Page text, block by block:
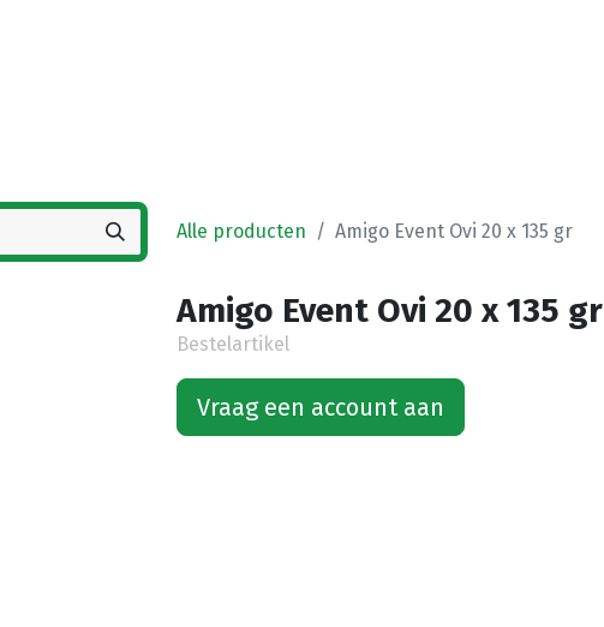
Alle producten Amigo Event Ovi 20 x 135 gr
Amigo Event Ovi 20 x 135 gr
Bestelartikel
Vraag een account aan